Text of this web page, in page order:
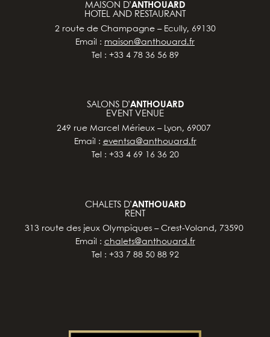
MAISON D’ANTHOUARD
HOTEL AND RESTAURANT
2 route de Champagne – Ecully, 69130
Email : maison@anthouard.fr
Tel : +33 4 78 36 56 89
SALONS D’ANTHOUARD
EVENT VENUE
249 rue Marcel Mérieux – Lyon, 69007
Email : eventsa@anthouard.fr
Tel : +33 4 69 16 36 20
CHALETS D’ANTHOUARD
RENT
313 route des jeux Olympiques – Crest-Voland, 73590
Email : chalets@anthouard.fr
Tel : +33 7 88 50 88 92